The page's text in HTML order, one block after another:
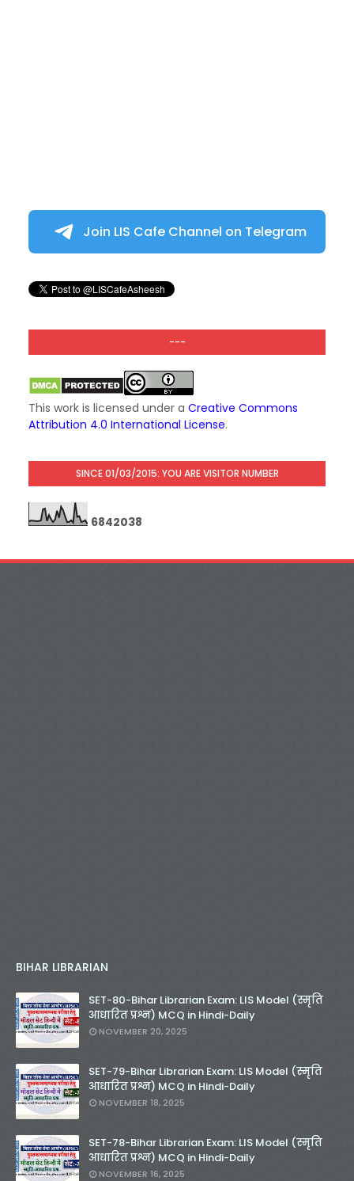
Join LIS Cafe Channel on Telegram
---
This work is licensed under a Creative Commons
Attribution 4.0 International License.
SINCE 01/03/2015: YOU ARE VISITOR NUMBER
6842038
BIHAR LIBRARIAN
SET-80-Bihar Librarian Exam: LIS Model (स्मृति
आधारित प्रश्न) MCQ in Hindi-Daily
NOVEMBER 20, 2025
SET-79-Bihar Librarian Exam: LIS Model (स्मृति
आधारित प्रश्न) MCQ in Hindi-Daily
NOVEMBER 18, 2025
SET-78-Bihar Librarian Exam: LIS Model (स्मृति
आधारित प्रश्न) MCQ in Hindi-Daily
NOVEMBER 16, 2025